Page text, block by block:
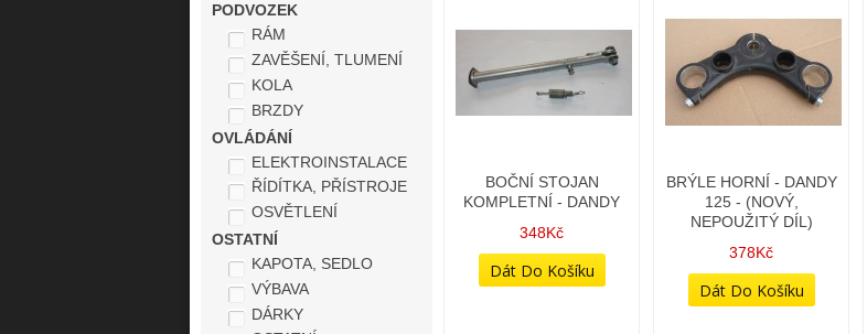
PODVOZEK
RÁM
ZAVĚŠENÍ, TLUMENÍ
KOLA
BRZDY
OVLÁDÁNÍ
ELEKTROINSTALACE
ŘÍDÍTKA, PŘÍSTROJE
OSVĚTLENÍ
OSTATNÍ
KAPOTA, SEDLO
VÝBAVA
DÁRKY
BOČNÍ STOJAN
KOMPLETNÍ - DANDY
348Kč
BRÝLE HORNÍ - DANDY
125 - (NOVÝ,
NEPOUŽITÝ DÍL)
378Kč